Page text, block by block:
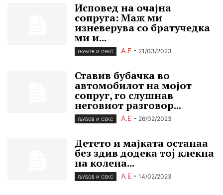
Исповед на очајна
сопруга: Маж ми
изневерува со братучедка
ми и...
ЉУБОВ И СЕКС А.Е - 21/03/2023
Ставив бубачка во
автомобилот на мојот
сопруг, го слушнав
неговиот разговор...
ЉУБОВ И СЕКС А.Е - 26/02/2023
Детето и мајката останаа
без здив додека тоj клекна
на колена...
ЉУБОВ И СЕКС А.Е - 14/02/2023